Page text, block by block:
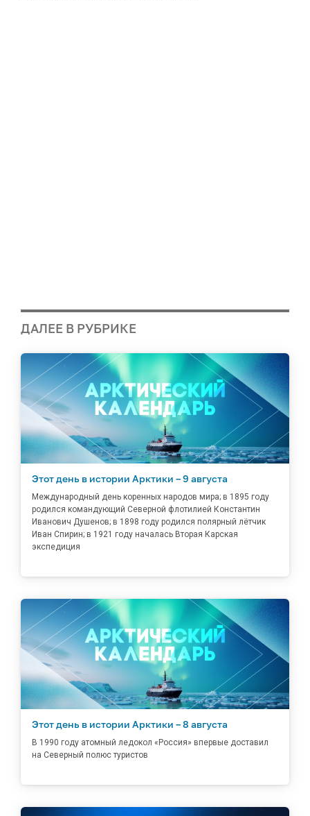
ДАЛЕЕ В РУБРИКЕ
Этот день в истории Арктики – 9 августа
Международный день коренных народов мира; в 1895 году
родился командующий Северной флотилией Константин
Иванович Душенов; в 1898 году родился полярный лётчик
Иван Спирин; в 1921 году началась Вторая Карская
экспедиция
Этот день в истории Арктики – 8 августа
В 1990 году атомный ледокол «Россия» впервые доставил
на Северный полюс туристов